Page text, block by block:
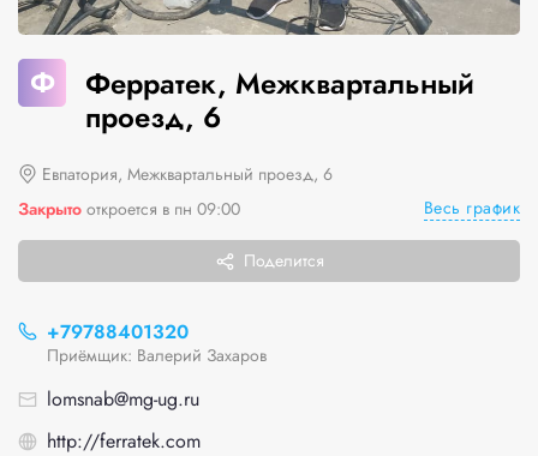
Ф
Ферратек, Межквартальный
проезд, 6
Евпатория, Межквартальный проезд, 6
Закрыто откроется в пн 09:00 Весь график
Поделится
+79788401320
Приёмщик: Валерий Захаров
lomsnab@mg-ug.ru
http://ferratek.com